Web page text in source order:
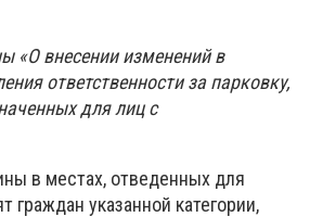
«О внесении изменений в
ответственности за парковку,
для лиц с
в местах, отведенных для
указанной категории,